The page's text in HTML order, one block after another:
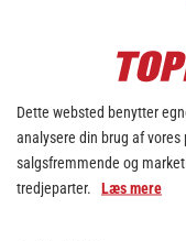
andel i
Hold, med
venstre
forsøg og
HHE. Samlet
Kaja Kamp
Dette websted benytter
analysere din brug af
salgsfremmende og
tredjeparter. Læs mere